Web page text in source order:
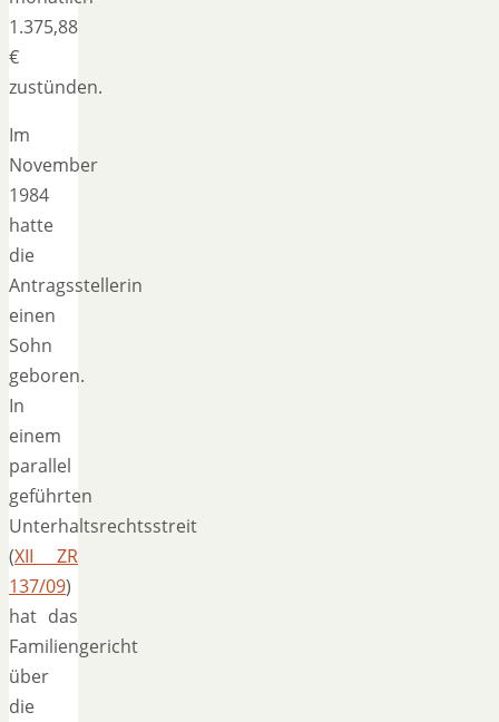
1.375,88
€
zustünden.
Im
November
1984
hatte
die
Antragsstellerin
einen
Sohn
geboren.
In
einem
parallel
geführten
Unterhaltsrechtsstreit
(XII ZR
137/09)
hat das
Familiengericht
über
die